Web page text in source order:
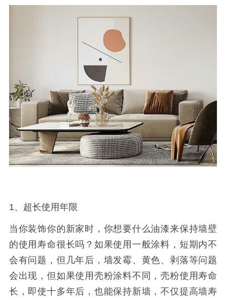
1、超长使用年限
当你装饰你的新家时，你想要什么油漆来保持墙壁
的使用寿命很长吗？如果使用一般涂料，短期内不
会有问题，但几年后，墙发霉、黄色、剥落等问题
会出现，但如果使用壳粉涂料不同，壳粉使用寿命
长，即使十多年后，也能保持新墙，不仅提高墙寿